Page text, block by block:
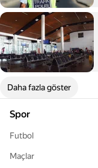
Daha fazla göster
Spor
Futbol
Maçlar